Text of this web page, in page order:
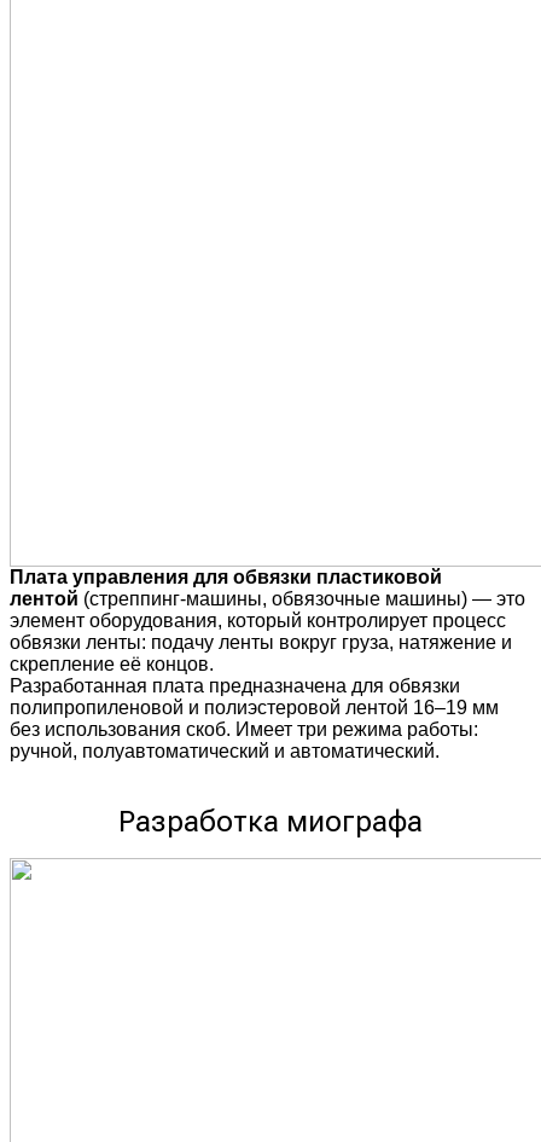
Плата управления для обвязки пластиковой
лентой (стреппинг-машины, обвязочные машины) — это
элемент оборудования, который контролирует процесс
обвязки ленты: подачу ленты вокруг груза, натяжение и
скрепление её концов.
Разработанная плата предназначена для обвязки
полипропиленовой и полиэстеровой лентой 16–19 мм
без использования скоб. Имеет три режима работы:
ручной, полуавтоматический и автоматический.
Разработка миографа